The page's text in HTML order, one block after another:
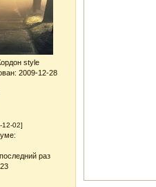
style
: 2009-12-28
12-02]
раз